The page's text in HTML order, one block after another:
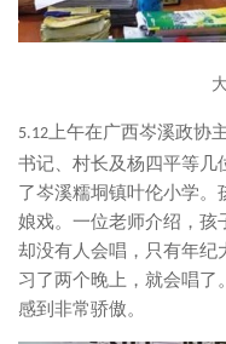
5.12 上午在广西岑溪政协
书记、村长及杨四平等几
了岑溪糯垌镇叶伦小学。
娘戏。一位老师介绍，孩
却没有人会唱，只有年纪
习了两个晚上，就会唱了
感到非常骄傲。